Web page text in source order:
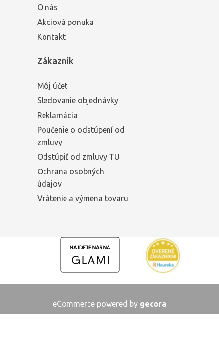
O nás
Akciová ponuka
Kontakt
Zákazník
Môj účet
Sledovanie objednávky
Reklamácia
Poučenie o odstúpení od
zmluvy
Odstúpiť od zmluvy TU
Ochrana osobných
údajov
Vrátenie a výmena tovaru
eCommerce powered by gecora